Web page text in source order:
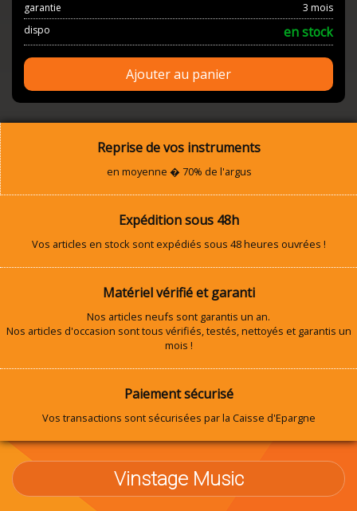
garantie
3 mois
dispo
en stock
Ajouter au panier
Reprise de vos instruments
en moyenne � 70% de l'argus
Expédition sous 48h
Vos articles en stock sont expédiés sous 48 heures ouvrées !
Matériel vérifié et garanti
Nos articles neufs sont garantis un an.
Nos articles d'occasion sont tous vérifiés, testés, nettoyés et garantis un
mois !
Paiement sécurisé
Vos transactions sont sécurisées par la Caisse d'Epargne
Vinstage Music